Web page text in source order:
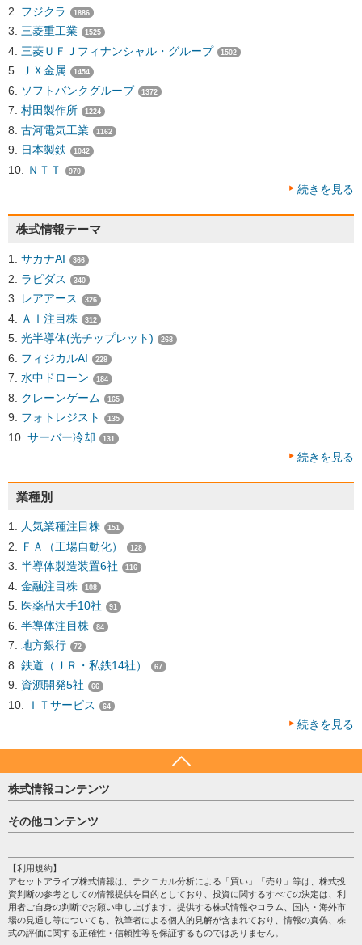
フジクラ 1886
三菱重工業 1525
三菱ＵＦＪフィナンシャル・グループ 1502
ＪＸ金属 1454
ソフトバンクグループ 1372
村田製作所 1224
古河電気工業 1162
日本製鉄 1042
ＮＴＴ 970
続きを見る
株式情報テーマ
サカナAI 366
ラピダス 340
レアアース 326
ＡＩ注目株 312
光半導体(光チップレット) 268
フィジカルAI 228
水中ドローン 184
クレーンゲーム 165
フォトレジスト 135
サーバー冷却 131
続きを見る
業種別
人気業種注目株 151
ＦＡ（工場自動化） 128
半導体製造装置6社 116
金融注目株 108
医薬品大手10社 91
半導体注目株 84
地方銀行 72
鉄道（ＪＲ・私鉄14社） 67
資源開発5社 66
ＩＴサービス 64
続きを見る
株式情報コンテンツ
日経平均
売買シグナル
株テーマ情報
海外市況
投資カレンダー
格付け情報
その他コンテンツ
個人情報保護方針
プライバシーポリシー
会社案内
サイトマップ
【利用規約】
アセットアライブ株式情報は、テクニカル分析による「買い」「売り」等は、株式投
資判断の参考としての情報提供を目的としており、投資に関するすべての決定は、利
用者ご自身の判断でお願い申し上げます。提供する株式情報やコラム、国内・海外市
場の見通し等についても、執筆者による個人的見解が含まれており、情報の真偽、株
式の評価に関する正確性・信頼性等を保証するものではありません。